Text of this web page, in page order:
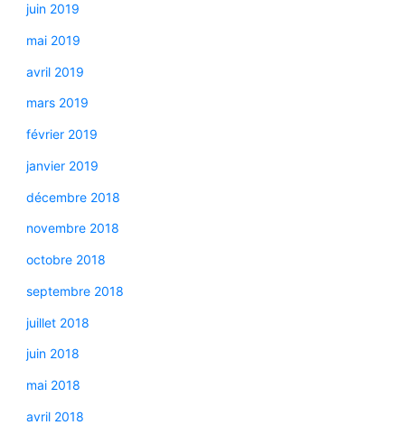
juin 2019
mai 2019
avril 2019
mars 2019
février 2019
janvier 2019
décembre 2018
novembre 2018
octobre 2018
septembre 2018
juillet 2018
juin 2018
mai 2018
avril 2018